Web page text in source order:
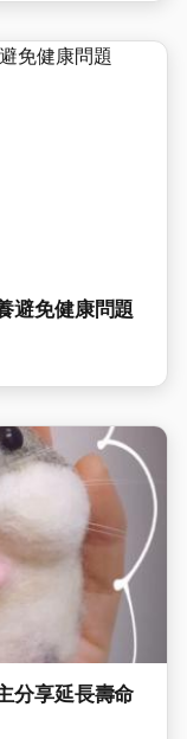
避免健康問題
分享延長壽命